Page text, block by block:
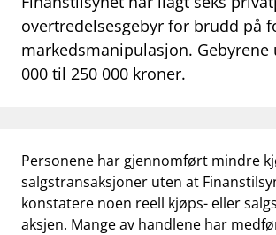
work_outlineJobb hos oss
dashboardInformasjon for investorer
overtredelsesgebyr for brudd på
markedsmanipulasjon. Gebyrene
000 til 250 000 kroner.
Personene har gjennomført mindre
salgstransaksjoner uten at
konstatere noen reell kjøps- eller
aksjen. Mange av handlene har